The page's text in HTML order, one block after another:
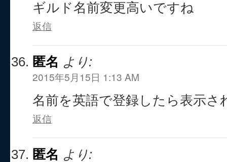
ギルド名前変更高いですね
返信
匿名 より:
2015年5月15日 1:13 AM
名前を英語で登録したら表示さ
返信
匿名 より: